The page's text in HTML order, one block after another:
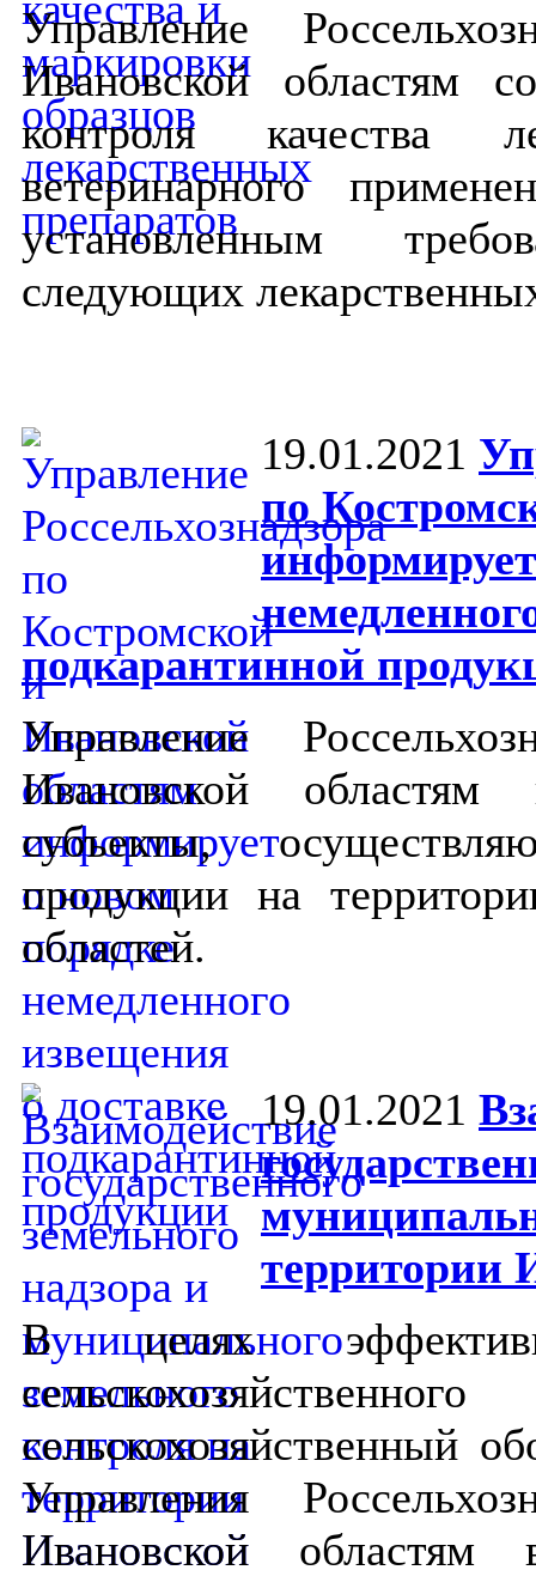
Управление
Ивановской областям
контроля качества
ветеринарного
установленным
следующих
19.01.2021
по
подкарантинной
Управление
Ивановской областям
субъекты,
продукции на
областей.
19.01.2021
территории
В целях
сельскохозяйственный
Управления
Ивановской областям